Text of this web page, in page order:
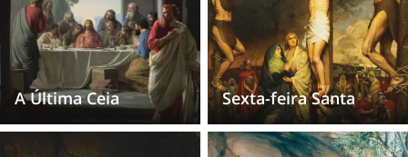
A Última Ceia Sexta-feira Santa